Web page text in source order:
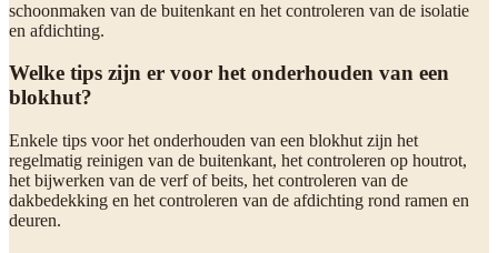
schoonmaken van de buitenkant en het controleren van de isolatie
en afdichting.
Welke tips zijn er voor het onderhouden van een
blokhut?
Enkele tips voor het onderhouden van een blokhut zijn het
regelmatig reinigen van de buitenkant, het controleren op houtrot,
het bijwerken van de verf of beits, het controleren van de
dakbedekking en het controleren van de afdichting rond ramen en
deuren.